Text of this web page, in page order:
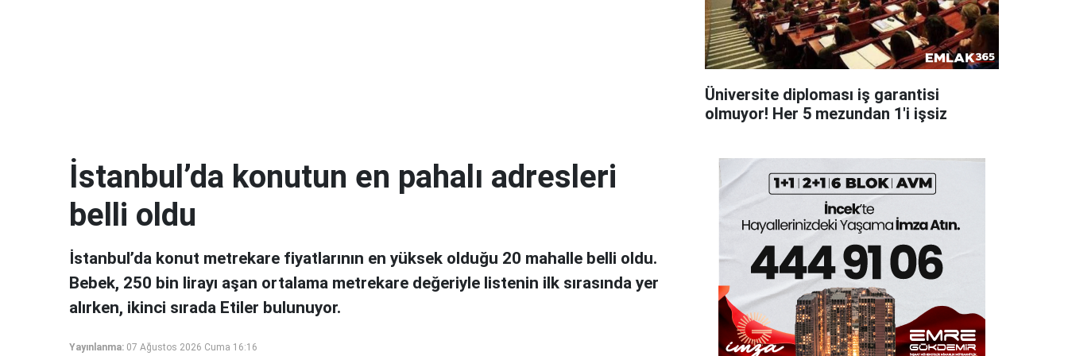
Üniversite diploması iş garantisi
olmuyor! Her 5 mezundan 1'i işsiz
İstanbul’da konutun en pahalı adresleri
belli oldu
İstanbul’da konut metrekare fiyatlarının en yüksek olduğu 20 mahalle belli oldu.
Bebek, 250 bin lirayı aşan ortalama metrekare değeriyle listenin ilk sırasında yer
alırken, ikinci sırada Etiler bulunuyor.
Yayınlanma: 07 Ağustos 2026 Cuma 16:16